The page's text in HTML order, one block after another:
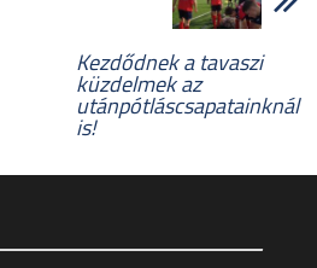
Kezdődnek a tavaszi
küzdelmek az
utánpótláscsapatainknál
is!